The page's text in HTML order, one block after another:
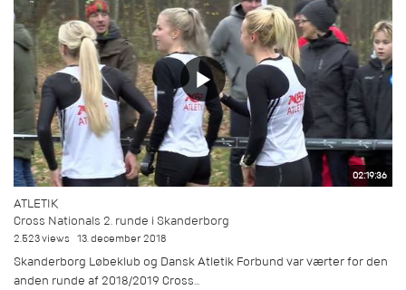
02:19:36
ATLETIK
Cross Nationals 2. runde i Skanderborg
2.523 views 13. december 2018
Skanderborg Løbeklub og Dansk Atletik Forbund var værter for den
anden runde af 2018/2019 Cross...